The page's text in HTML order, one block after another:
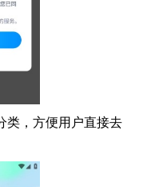
类，方便用户直接去